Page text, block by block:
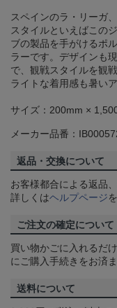
スペインのラ・リーガ
スタイルといえばこの
ブの製品を手がけるポ
ラーです。デザインも
で、観戦スタイルを観
ライトな着用感も暑い
サイズ：200mm ×
メーカー品番：
返品・交換について
お客様都合による返品
詳しくはヘルプページ
ご注文の確定について
買い物かごに入れるだ
にご購入手続きをお済
送料について